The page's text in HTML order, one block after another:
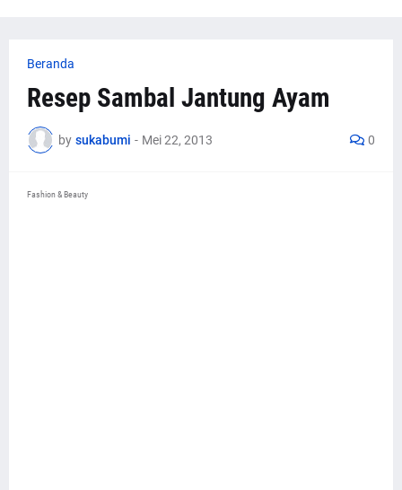
Beranda
Resep Sambal Jantung Ayam
by sukabumi - Mei 22, 2013 0
Fashion & Beauty